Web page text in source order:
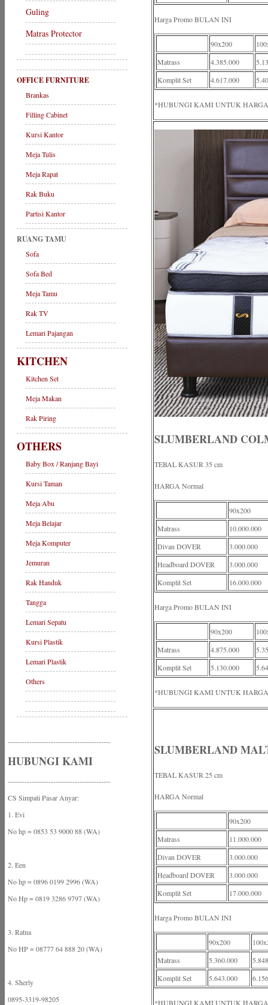
Guling
Matras Protector
OFFICE FURNITURE
Brankas
Filling Cabinet
Kursi Kantor
Meja Tulis
Meja Rapat
Rak Buku
Partisi Kantor
RUANG TAMU
Sofa
Sofa Bed
Meja Tamu
Rak TV
Lemari Pajangan
KITCHEN
Kitchen Set
Meja Makan
Rak Piring
OTHERS
Baby Box / Ranjang Bayi
Kursi Taman
Meja Abu
Meja Belajar
Meja Komputer
Jemuran
Rak Handuk
Tangga
Lemari Sepatu
Kursi Plastik
Lemari Plastik
Others
-------------------------------------------
HUBUNGI KAMI
-------------------------------------------
CS Simpati Pasar Anyar:
1. Evi
No hp = 0853 53 9000 88 (WA)
2. Een
No hp = 0896 0199 2996 (WA)
No Hp = 0819 3286 9797 (WA)
3. Ratna
No HP = 08777 64 888 20 (WA)
4. Sherly
0895-3319-98205
Harga Promo BULAN INI
90x200
Matrass
4.385.000
Komplit Set
4.617.000
*HUBUNGI KAMI UNTUK
SLUMBERLAND
TEBAL KASUR 35 cm
HARGA Normal
90x200
Matrass
10.000.000
Divan DOVER
3.000.000
Headboard DOVER
3.000.000
Komplit Set
16.000.000
Harga Promo BULAN INI
90x200
Matrass
4.875.000
Komplit Set
5.130.000
*HUBUNGI KAMI UNTUK
SLUMBERLAND
TEBAL KASUR 25 cm
HARGA Normal
90x200
Matrass
11.000.000
Divan DOVER
3.000.000
Headboard DOVER
3.000.000
Komplit Set
17.000.000
Harga Promo BULAN INI
90x200
Matrass
5.360.000
Komplit Set
5.643.000
*HUBUNGI KAMI UNTUK